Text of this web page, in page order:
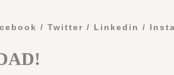
/ Twitter / Linkedin /